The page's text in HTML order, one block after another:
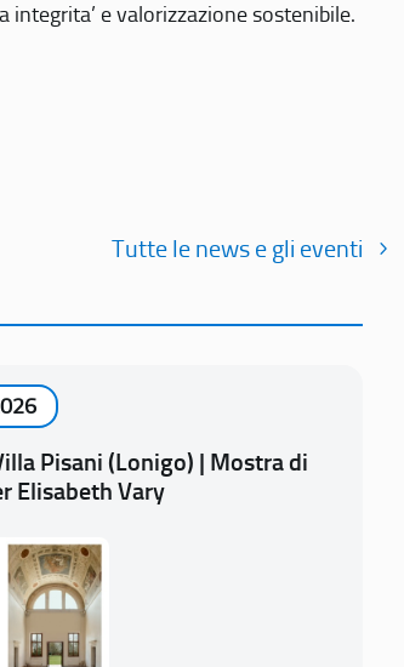
e valorizzazione sostenibile.
Tutte le news e gli eventi
Pisani (Lonigo) | Mostra di
Elisabeth Vary